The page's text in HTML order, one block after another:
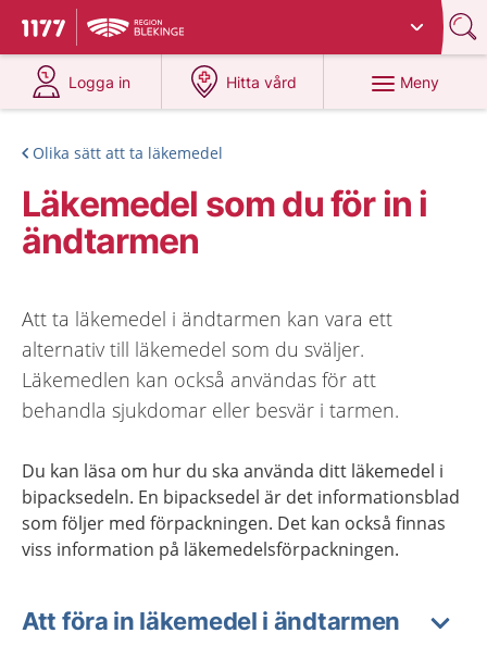
Till startsidan för 1177
Du har valt region
Logga in
på 1177.se
Hitta vård
på 1177.se
Meny
Olika sätt att ta läkemedel
Läkemedel som du för in i
ändtarmen
Att ta läkemedel i ändtarmen kan vara ett
alternativ till läkemedel som du sväljer.
Läkemedlen kan också användas för att
behandla sjukdomar eller besvär i tarmen.
Du kan läsa om hur du ska använda ditt läkemedel i
bipacksedeln. En bipacksedel är det informationsblad
som följer med förpackningen. Det kan också finnas
viss information på läkemedelsförpackningen.
Att föra in läkemedel i ändtarmen